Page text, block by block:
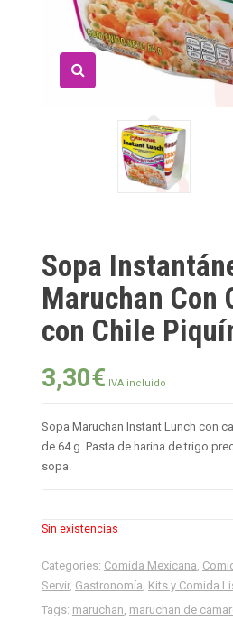
Sopa
Maruchan Con
con Chile
3,30€ IVA incluido
Sopa Maruchan Instant Lunch con
de 64 g. Pasta de harina de trigo
sopa.
Sin existencias
Categories: Comida Mexicana,
Servir, Gastronomía, Kits y Comida
Tags: maruchan, maruchan de